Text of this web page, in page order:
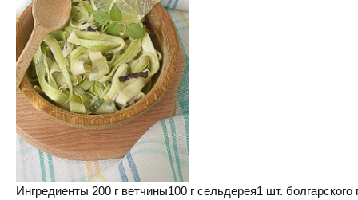
Ингредиенты 200 г ветчины100 г сельдерея1 шт.